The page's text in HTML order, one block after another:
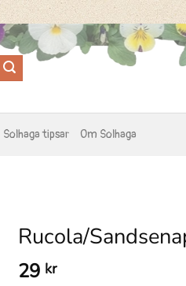
Solhaga tipsar Om Solhaga
Rucola/
29 kr